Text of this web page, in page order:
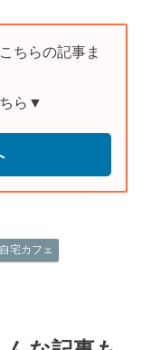
ちらの記事ま
ら▼
自宅カフェ